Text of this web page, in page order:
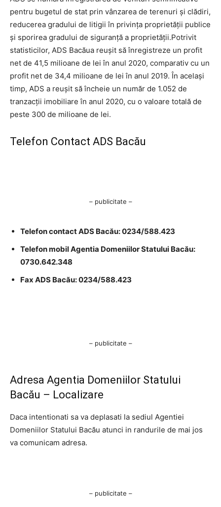
pentru bugetul de stat prin vânzarea de terenuri şi clădiri,
reducerea gradului de litigii în privinţa proprietăţii publice
şi sporirea gradului de siguranţă a proprietăţii.Potrivit
statisticilor, ADS Bacăua reuşit să înregistreze un profit
net de 41,5 milioane de lei în anul 2020, comparativ cu un
profit net de 34,4 milioane de lei în anul 2019. În acelaşi
timp, ADS a reuşit să încheie un număr de 1.052 de
tranzacţii imobiliare în anul 2020, cu o valoare totală de
peste 300 de milioane de lei.
Telefon Contact ADS Bacău
– publicitate –
Telefon contact ADS Bacău: 0234/588.423
Telefon mobil Agentia Domeniilor Statului Bacău:
0730.642.348
Fax ADS Bacău: 0234/588.423
– publicitate –
Adresa Agentia Domeniilor Statului
Bacău – Localizare
Daca intentionati sa va deplasati la sediul Agentiei
Domeniilor Statului Bacău atunci in randurile de mai jos
va comunicam adresa.
– publicitate –